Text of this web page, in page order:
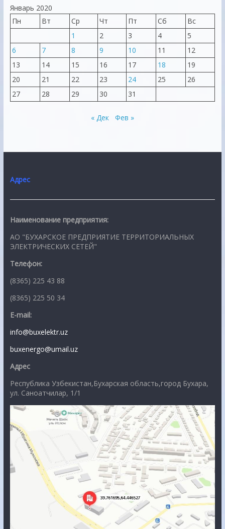
Январь 2020
Пн
Вт Ср Чт Пт Сб
Вс
1
2 3 4
5
6
7 8 9 10 11
12
13
14 15 16 17 18
19
20
21 22 23 24 25
26
27
28 29 30 31
« Дек Фев »
Адрес
Наименование предприятия:
АО "БУХАРСКОЕ ПРЕДПРИЯТИЕ ТЕРРИТОРИАЛЬНЫХ
ЭЛЕКТРИЧЕСКИХ СЕТЕЙ"
Телефон:
(8365) 225 43 88
(8365) 225 50 34
E-mail:
info@buxelektr.uz
buxenergo@umail.uz
Адрес
Республика Узбекистан,Бухарская область,город Бухара,
ул. Саноатчилар, 1/1